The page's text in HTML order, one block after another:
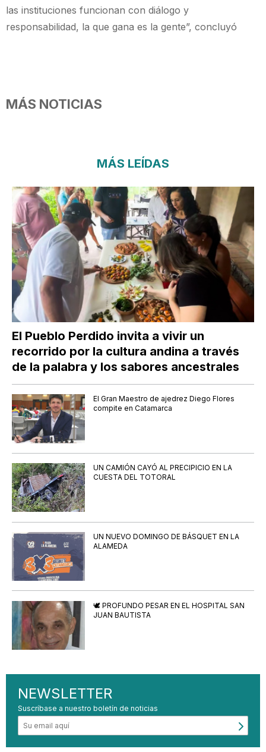
las instituciones funcionan con diálogo y
responsabilidad, la que gana es la gente”, concluyó
MÁS NOTICIAS
MÁS LEÍDAS
El Pueblo Perdido invita a vivir un
recorrido por la cultura andina a través
de la palabra y los sabores ancestrales
El Gran Maestro de ajedrez Diego Flores
compite en Catamarca
UN CAMIÓN CAYÓ AL PRECIPICIO EN LA
CUESTA DEL TOTORAL
UN NUEVO DOMINGO DE BÁSQUET EN LA
ALAMEDA
🕊️ PROFUNDO PESAR EN EL HOSPITAL SAN
JUAN BAUTISTA
NEWSLETTER
Suscríbase a nuestro boletín de noticias